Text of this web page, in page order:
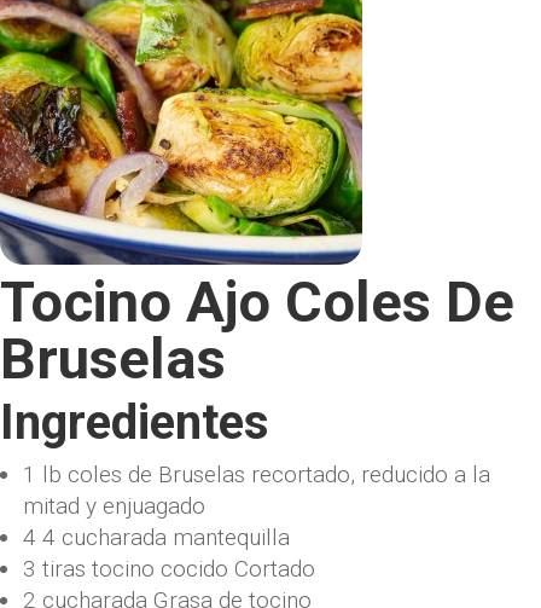
Tocino Ajo Coles De
Bruselas
Ingredientes
1 lb coles de Bruselas recortado, reducido a la
mitad y enjuagado
4 4 cucharada mantequilla
3 tiras tocino cocido Cortado
2 cucharada Grasa de tocino